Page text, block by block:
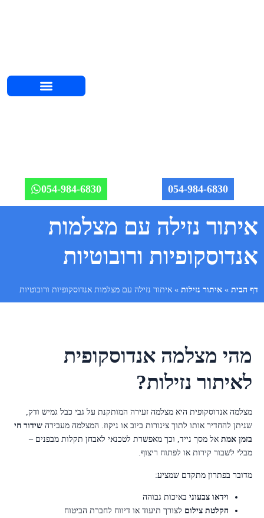
054-984-6830
054-984-6830
איתור נזילה עם מצלמות
אנדוסקופיות ורובוטיות
דף הבית » איתור נזילות » איתור נזילה עם מצלמות אנדוסקופיות ורובוטיות
מהי מצלמה אנדוסקופית
לאיתור נזילות?
מצלמה אנדוסקופית היא מצלמה זעירה המותקנת על גבי כבל גמיש ודק,
שניתן להחדיר אותו לתוך צינורות ביוב או ניקוז. המצלמה מעבירה שידור חי
בזמן אמת אל מסך נייד, וכך מאפשרת לטכנאי לאבחן תקלות מבפנים –
מבלי לשבור קירות או לפתוח ריצוף.
מדובר בפתרון מתקדם שמציע:
וידאו צבעוני באיכות גבוהה
הקלטת צילום לצורך תיעוד או דיווח לחברת הביטוח